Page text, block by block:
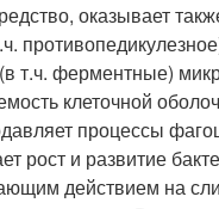
оказывает
т.ч. ферментные)
клеточной
процессы
рост и развитие
действием на